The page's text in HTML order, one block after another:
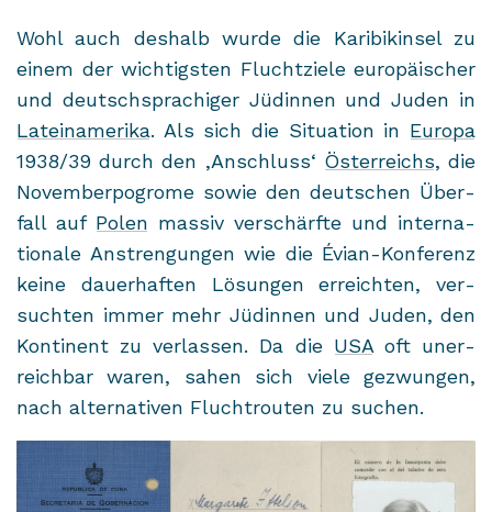
Wohl auch des­halb wurde die Ka­ri­bik­in­sel zu
einem der wich­tigs­ten Flucht­zie­le eu­ro­päi­scher
und deutsch­spra­chi­ger Jü­din­nen und Juden in
La­tein­ame­ri­ka. Als sich die Si­tua­ti­on in Eu­ro­pa
1938/39 durch den ,An­schluss‘ Ös­ter­reichs, die
No­vem­ber­po­gro­me sowie den deut­schen Über­
fall auf Polen mas­siv ver­schärf­te und in­ter­na­
tio­na­le An­stren­gun­gen wie die Évian-​Konferenz
keine dau­er­haf­ten Lö­sun­gen er­reich­ten, ver­
such­ten immer mehr Jü­din­nen und Juden, den
Kon­ti­nent zu ver­las­sen. Da die USAoft un­er­
reich­bar waren, sahen sich viele ge­zwun­gen,
nach al­ter­na­ti­ven Flucht­rou­ten zu su­chen.